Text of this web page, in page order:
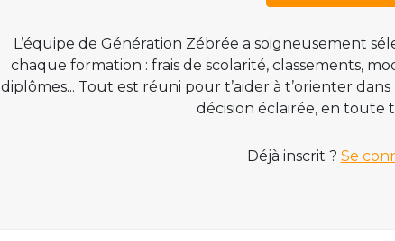
L’équipe de Génération Zébrée a soigneusement
chaque formation : frais de scolarité, classements,
diplômes... Tout est réuni pour t’aider à t’orienter
décision éclairée, en toute
Déjà inscrit ? Se